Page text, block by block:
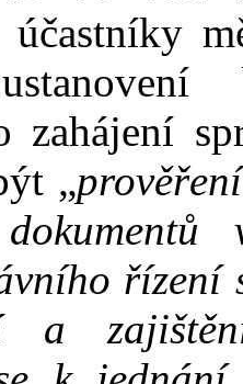
účastníky
zahájení
„p
řízení
a